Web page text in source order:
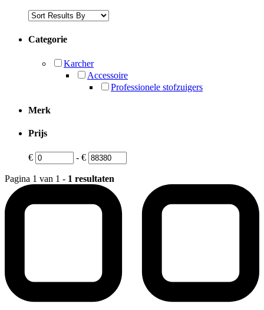
Categorie
Karcher
Accessoire
Professionele stofzuigers
Merk
Prijs
€ - €
Pagina 1 van 1 - 1 resultaten